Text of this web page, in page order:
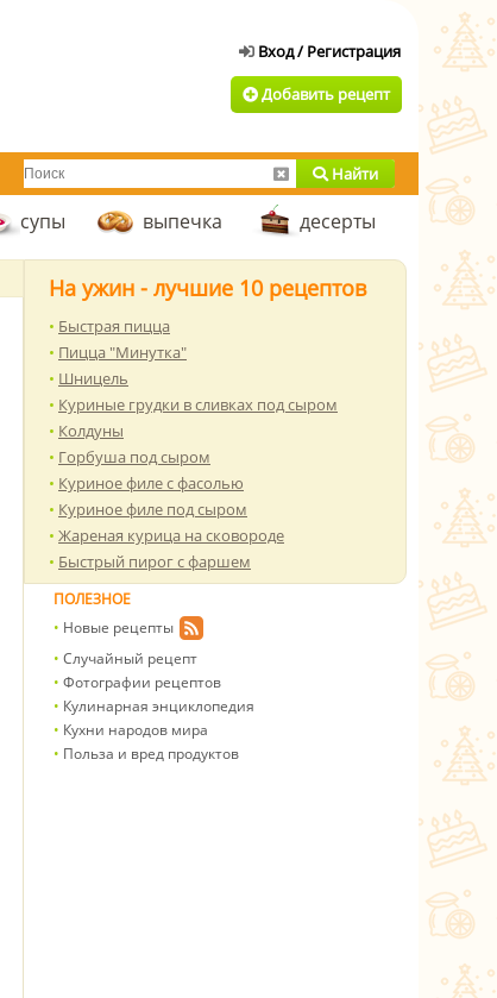
Добавить рецепт
Найти
супы выпечка десерты
На ужин - лучшие 10 рецептов
Быстрая пицца
Пицца "Минутка"
Шницель
Куриные грудки в сливках под сыром
Колдуны
Горбуша под сыром
Куриное филе с фасолью
Куриное филе под сыром
Жареная курица на сковороде
Быстрый пирог с фаршем
ПОЛЕЗНОЕ
Новые рецепты
Случайный рецепт
Фотографии рецептов
Кулинарная энциклопедия
Кухни народов мира
Польза и вред продуктов